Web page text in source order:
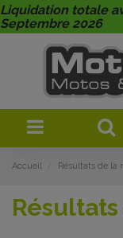
Liquidation totale
Septembre 2026
Accueil Résultats de la